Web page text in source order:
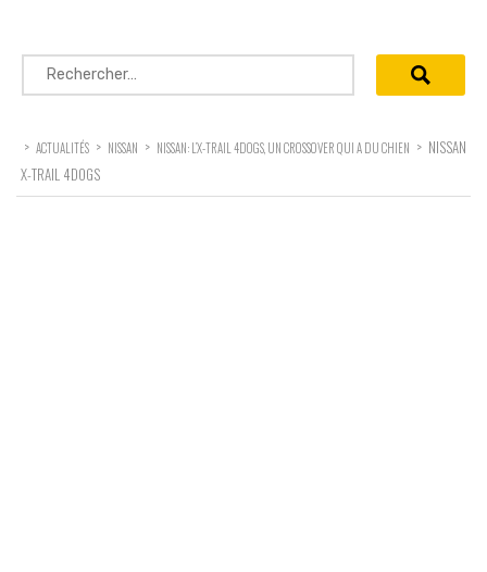
Rechercher :
> ACTUALITÉS > NISSAN > NISSAN: L’X-TRAIL 4DOGS, UN CROSSOVER QUI A DU CHIEN > NISSAN
X-TRAIL 4DOGS